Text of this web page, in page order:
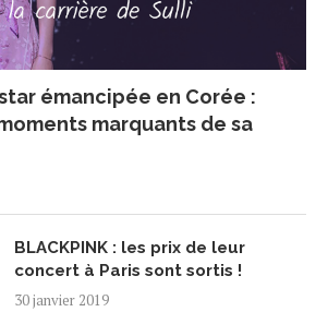
émancipée en Corée :
marquants de sa
BLACKPINK : les prix de leur
concert à Paris sont sortis !
30 janvier 2019